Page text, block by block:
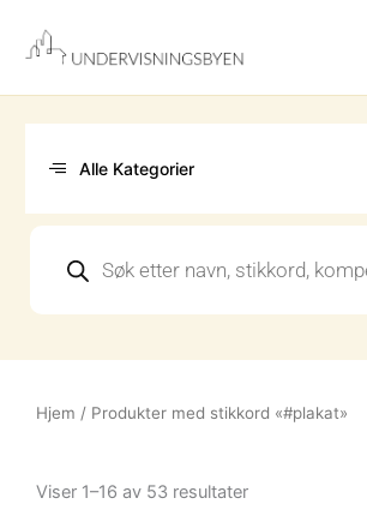
innholdet
Alle Kategorier
search
Hjem / Produkter med stikkord «#plakat»
Viser 1–16 av 53 resultateretter